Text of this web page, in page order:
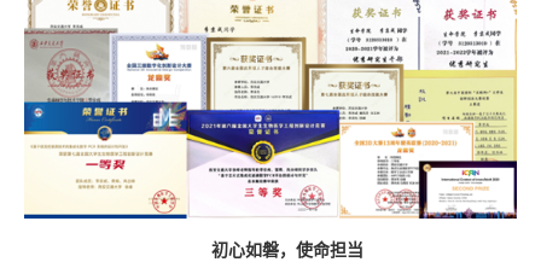
初心如磐，使命担当